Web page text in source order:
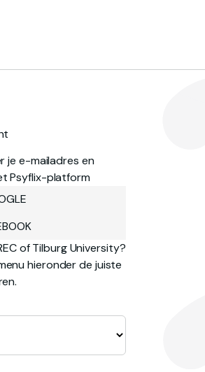
je e-mailadres en
Psyflix-platform
of Tilburg University?
hieronder de juiste